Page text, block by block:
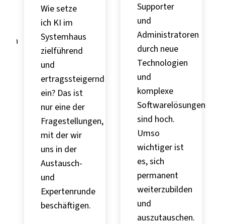
Wie setze
ich KI im
Systemhaus
zielführend
und
ertragssteigernd
ein? Das ist
nur eine der
Fragestellungen,
mit der wir
uns in der
Austausch-
und
Expertenrunde
beschäftigen.
Supporter
und
Administratoren
durch neue
Technologien
und
komplexe
Softwarelösungen
sind hoch.
Umso
wichtiger ist
es, sich
permanent
weiterzubilden
und
auszutauschen.